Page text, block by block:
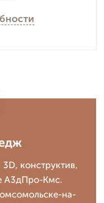
конструктив,
А3дПро-Кмс.
на-